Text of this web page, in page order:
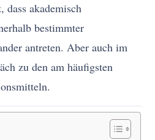
dass akademisch
bestimmter
antreten. Aber auch im
zu den am häufigsten